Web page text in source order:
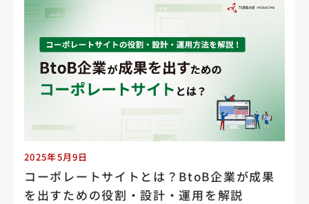
2025年5月9日
コーポレートサイトとは？BtoB企業が成果
を出すための役割・設計・運用を解説